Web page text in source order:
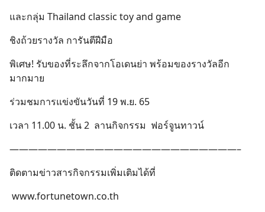
และกลุ่ม Thailand classic toy and game
ชิงถ้วยรางวัล การันตีฝีมือ
พิเศษ! รับของที่ระลึกจากโอเดนย่า พร้อมของรางวัลอีก
มากมาย
ร่วมชมการแข่งขันวันที่ 19 พ.ย. 65
เวลา 11.00 น. ชั้น 2 ลานกิจกรรม ฟอร์จูนทาวน์
————————————————————————–
ติดตามข่าวสารกิจกรรมเพิ่มเติมได้ที่
www.fortunetown.co.th